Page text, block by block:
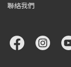
聯絡我們